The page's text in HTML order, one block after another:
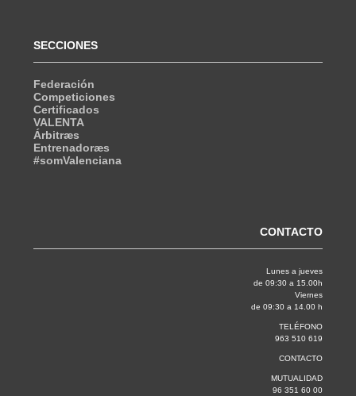
SECCIONES
Federación
Competiciones
Certificados
VALENTA
Árbitræs
Entrenadoræs
#somValenciana
CONTACTO
Lunes a jueves
de 09:30 a 15.00h
Viernes
de 09:30 a 14.00 h
TELÉFONO
963 510 619
CONTACTO
MUTUALIDAD
96 351 60 00